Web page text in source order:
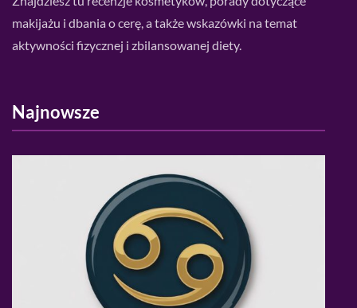
makijażu i dbania o cerę, a także wskazówki na temat
aktywności fizycznej i zbilansowanej diety.
Najnowsze